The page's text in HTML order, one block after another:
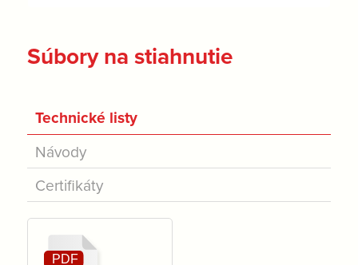
Súbory na stiahnutie
Technické listy
Návody
Certifikáty